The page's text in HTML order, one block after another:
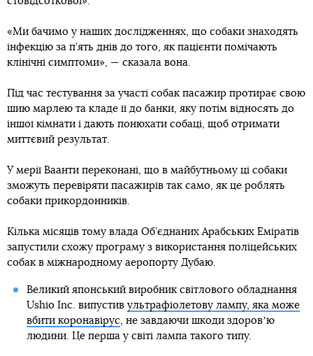
«Ми бачимо у наших дослідженнях, що собаки знаходять
інфекцію за п’ять днів до того, як пацієнти помічають
клінічні симптоми», — сказала вона.
Під час тестування за участі собак пасажир протирає свою
шию марлею та кладе її до банки, яку потім відносять до
іншої кімнати і дають понюхати собаці, щоб отримати
миттєвий результат.
У мерії Ваанти переконані, що в майбутньому ці собаки
зможуть перевіряти пасажирів так само, як це роблять
собаки прикордонників.
Кілька місяців тому влада Об’єднаних Арабських Еміратів
запустили схожу програму з використання поліцейських
собак в міжнародному аеропорту Дубаю.
Великий японський виробник світлового обладнання
Ushio Inc. випустив ультрафіолетову лампу, яка може
вбити коронавірус, не завдаючи шкоди здоровʼю
людини. Це перша у світі лампа такого типу.